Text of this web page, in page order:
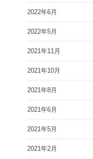
2022年6月
2022年5月
2021年11月
2021年10月
2021年8月
2021年6月
2021年5月
2021年2月